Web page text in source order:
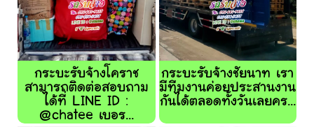
กระบะรับจ้างโคราช
สามารถติดต่อสอบถาม
ได้ที่ LINE ID :
@chatee เบอร...
กระบะรับจ้างชัยนาท เรา
มีทีมงานค่อยประสานงาน
กันได้ตลอดทั้งวันเลยคร...